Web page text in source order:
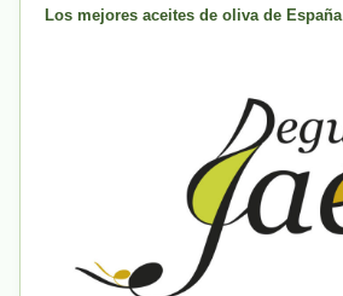
Los mejores aceites de oliva de España